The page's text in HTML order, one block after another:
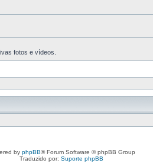
fotos e vídeos.
by phpBB® Forum Software © phpBB Group
Traduzido por: Suporte phpBB